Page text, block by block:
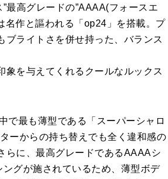
最高グレードの”AAAA(フォースエ
名作と謳われる「op24」を搭載。プ
ブライトさを併せ持った、バランス
象を与えてくれるクールなルックス
で最も薄型である「スーパーシャロ
ーからの持ち替えでも全く違和感の
らに、最高グレードであるAAAAシ
グが施されているため、薄型ボデ